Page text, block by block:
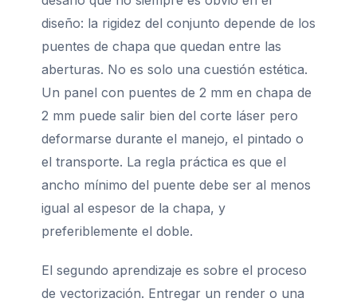
diseño: la rigidez del conjunto depende de los
puentes de chapa que quedan entre las
aberturas. No es solo una cuestión estética.
Un panel con puentes de 2 mm en chapa de
2 mm puede salir bien del corte láser pero
deformarse durante el manejo, el pintado o
el transporte. La regla práctica es que el
ancho mínimo del puente debe ser al menos
igual al espesor de la chapa, y
preferiblemente el doble.
El segundo aprendizaje es sobre el proceso
de vectorización. Entregar un render o una